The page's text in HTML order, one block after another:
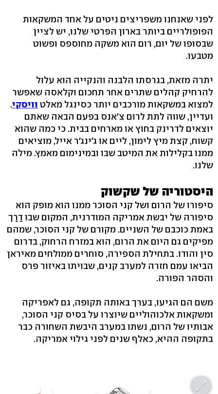
לפני שאנחנו משפריצים ניטים על אחד המשקאות
הפופולריים ביותר בארון הפרטי שלנו, יש לציין
שבסופו של יום, רום הוא משקה מחוספס ופשוט
מטבעו.
יתרה מזאת, בגרסתו הלבנה והנקייה הוא עלול
להרחיק קהלים שתרים אחר תחכום וקלאסה שאפשר
למצוא במשקאות מורכבים יותר כסינגל מאלט וויסקי.
ועדיין, שווה לתת לרום צ'אנס בפעם הבאה שאתם
יוצאים לדרינק בחוץ או מארחים בבית. כי כמה שהוא
קשוח, קצת מיץ לימון, ליים או ג'ינג'ר אייל, מוציאים
ממנו בקלילות את המיטב שבו ובמינימום מאמץ. מילה
שלנו.
היסטוריה של שקשוק
סיפורו של הרום ושל קני הסוכר ממנו הוא מופק הוא
סיפורה של יבשת אמריקה המודרנית, המקום שבו דַרַך
באמת כוכבם של השניים. מקורם של קני הסוכר, שמהם
מפיקים גם היום את הרום, הוא במזרח הרחוק, בדרום
סין והודו. בתחילת הספירה, סוחרים ממולחים מאיראן
הביאו עמם חזרה למערב קנים, שבויתו באיזור פרס
והסהר הפורה.
משם הם הגיעו, בערך באותה תקופה, גם לאפריקה
ומשקאות אלכוהוליים שיוצרו על בסיס קני הסוכר,
אבותיו של הרום, נשתו במערב היבשת השחורה כבר
בתקופה ההיא, כאלף שנים לפני גילוי אמריקה.